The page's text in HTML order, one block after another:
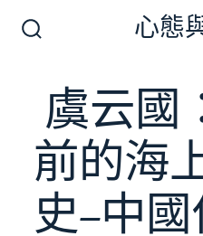
換
開
關
心態
虞云國
前的海
史–中